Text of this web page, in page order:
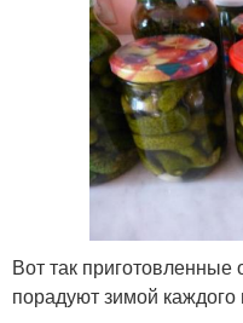
Вот так приготовленные
порадуют зимой